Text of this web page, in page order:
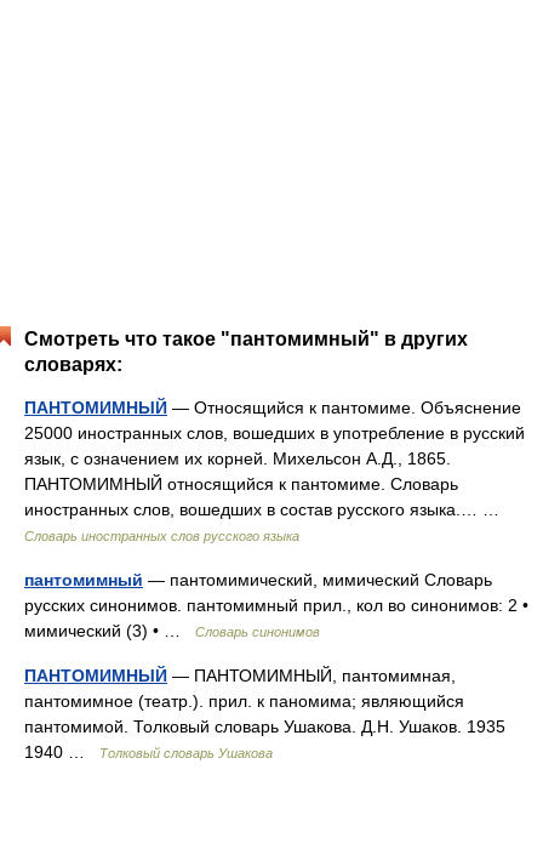
Смотреть что такое "пантомимный" в других
словарях:
ПАНТОМИМНЫЙ — Относящийся к пантомиме. Объяснение
25000 иностранных слов, вошедших в употребление в русский
язык, с означением их корней. Михельсон А.Д., 1865.
ПАНТОМИМНЫЙ относящийся к пантомиме. Словарь
иностранных слов, вошедших в состав русского языка.… …
Словарь иностранных слов русского языка
пантомимный — пантомимический, мимический Словарь
русских синонимов. пантомимный прил., кол во синонимов: 2 •
мимический (3) • …
Словарь синонимов
ПАНТОМИМНЫЙ — ПАНТОМИМНЫЙ, пантомимная,
пантомимное (театр.). прил. к паномима; являющийся
пантомимой. Толковый словарь Ушакова. Д.Н. Ушаков. 1935
1940 …
Толковый словарь Ушакова